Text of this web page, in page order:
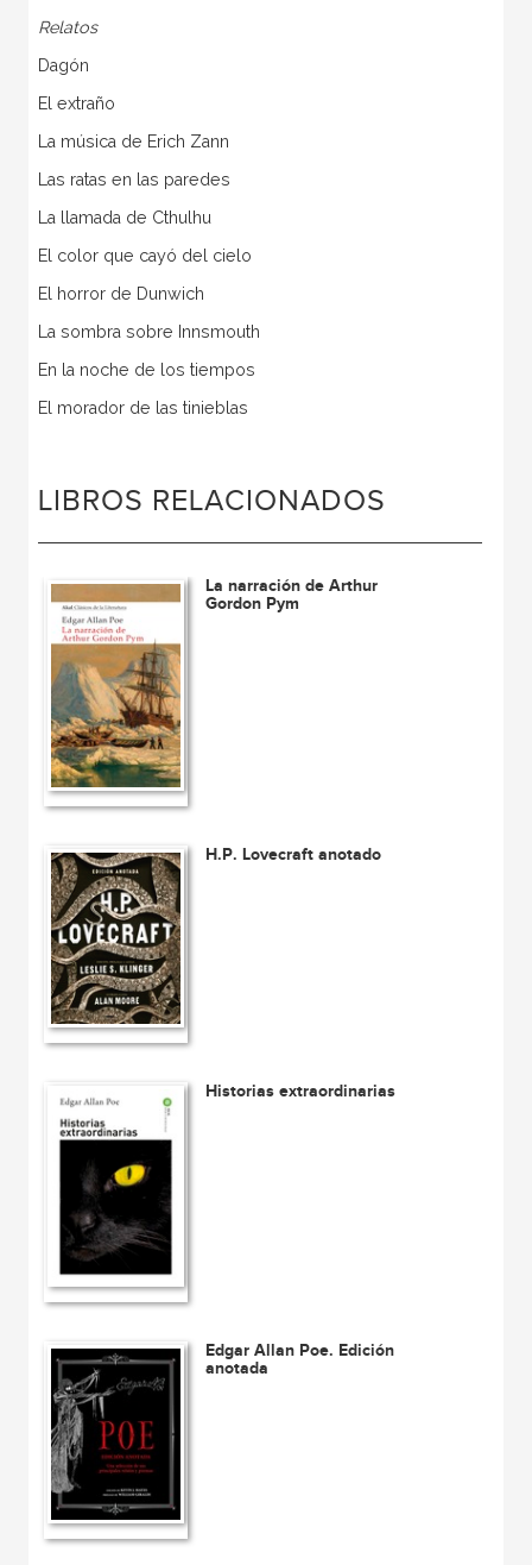
Relatos
Dagón
El extraño
La música de Erich Zann
Las ratas en las paredes
La llamada de Cthulhu
El color que cayó del cielo
El horror de Dunwich
La sombra sobre Innsmouth
En la noche de los tiempos
El morador de las tinieblas
LIBROS RELACIONADOS
La narración de Arthur
Gordon Pym
H.P. Lovecraft anotado
Historias extraordinarias
Edgar Allan Poe. Edición
anotada